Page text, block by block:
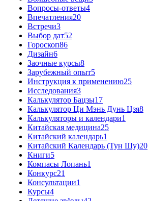
Вопросы-ответы4
Впечатления20
Встречи3
Выбор дат52
Гороскоп86
Дизайн6
Заочные курсы8
Зарубежный опыт5
Инструкция к применению25
Исследования3
Калькулятор Бацзы17
Калькулятор Ци Мэнь Дунь Цзя8
Калькуляторы и календари1
Китайская медицина25
Китайский календарь1
Китайский Календарь (Тун Шу)20
Книги5
Компасы Лопань1
Конкурс21
Консультации1
Курсы4